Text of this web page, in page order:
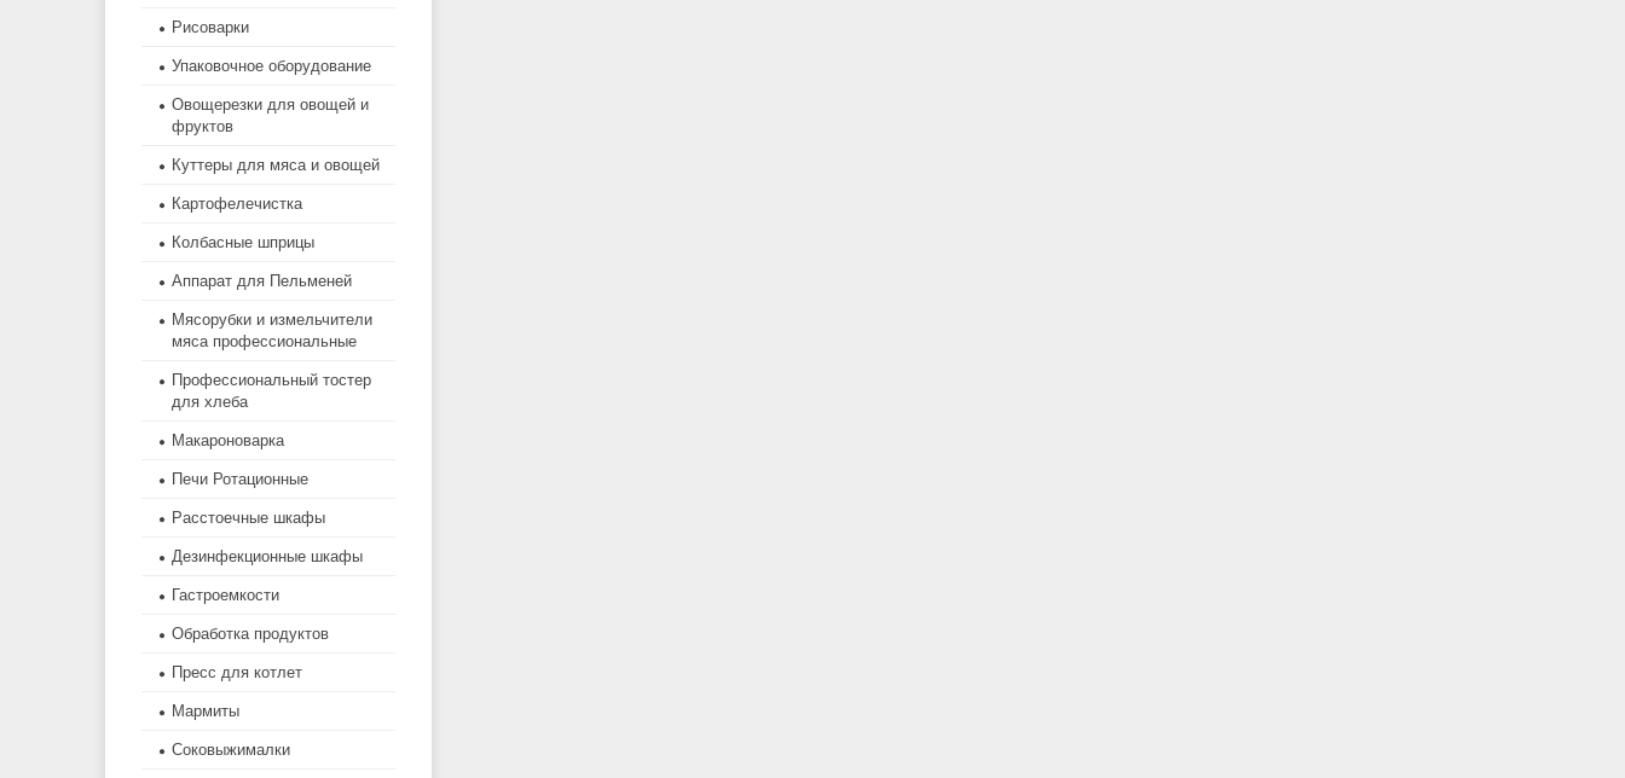
Рисоварки
Упаковочное оборудование
Овощерезки для овощей и
фруктов
Куттеры для мяса и овощей
Картофелечистка
Колбасные шприцы
Аппарат для Пельменей
Мясорубки и измельчители
мяса профессиональные
Профессиональный тостер
для хлеба
Макароноварка
Печи Ротационные
Расстоечные шкафы
Дезинфекционные шкафы
Гастроемкости
Обработка продуктов
Пресс для котлет
Мармиты
Соковыжималки